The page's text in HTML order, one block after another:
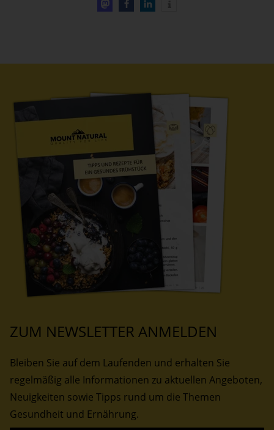
ZUM NEWSLETTER ANMELDEN
Bleiben Sie auf dem Laufenden und erhalten Sie
regelmäßig alle Informationen zu aktuellen Angeboten,
Neuigkeiten sowie Tipps rund um die Themen
Gesundheit und Ernährung.